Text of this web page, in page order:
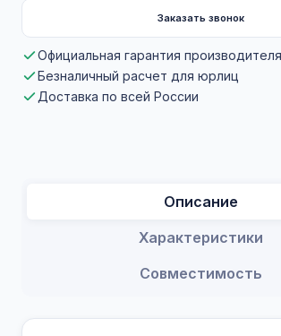
Заказать звонок
Официальная гарантия производителя
Безналичный расчет для юрлиц
Доставка по всей России
Описание
Характеристики
Совместимость